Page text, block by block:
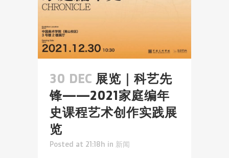
30 DEC 展览｜科艺先
锋——2021家庭编年
史课程艺术创作实践展
览
Posted at 21:18h in 新闻